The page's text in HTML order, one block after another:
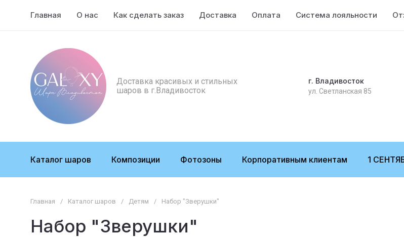
Главная О нас Как сделать заказ Доставка Оплата Система лояльности
Доставка красивых и стильных
шаров в г.Владивосток
г. Владивосток
ул. Светланская 85
Каталог шаров Композиции Фотозоны Корпоративным клиентам 1
Главная / Каталог шаров / Детям / Набор "Зверушки"
Набор "Зверушки"